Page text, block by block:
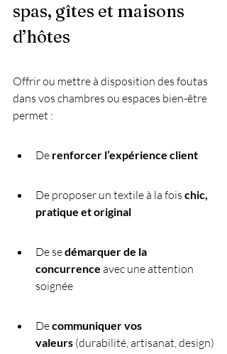
spas, gîtes et maisons
d’hôtes
Offrir ou mettre à disposition des foutas
dans vos chambres ou espaces bien-être
permet :
De renforcer l’expérience client
De proposer un textile à la fois chic,
pratique et original
De se démarquer de la
concurrence avec une attention
soignée
De communiquer vos
valeurs (durabilité, artisanat, design)